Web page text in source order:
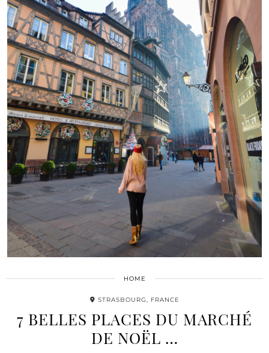
HOME
STRASBOURG, FRANCE
7 BELLES PLACES DU MARCHÉ
DE NOËL …